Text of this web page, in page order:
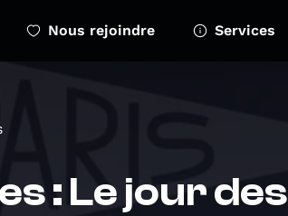
Nous rejoindre Services
: Le jour des